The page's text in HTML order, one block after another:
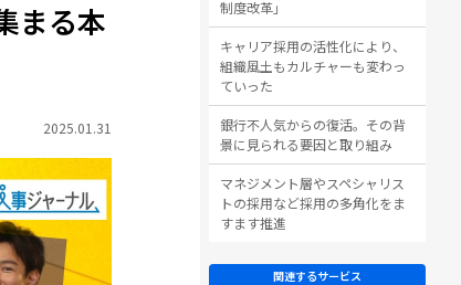
まる本
2025.01.31
制度改革」
キャリア採用の活性化により、
組織風土もカルチャーも変わっ
ていった
銀行不人気からの復活。その背
景に見られる要因と取り組み
マネジメント層やスペシャリス
トの採用など採用の多角化をま
すます推進
関連するサービス